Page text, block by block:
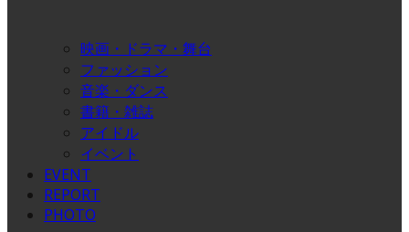
映画・ドラマ・舞台
ファッション
音楽・ダンス
書籍・雑誌
アイドル
イベント
EVENT
REPORT
PHOTO